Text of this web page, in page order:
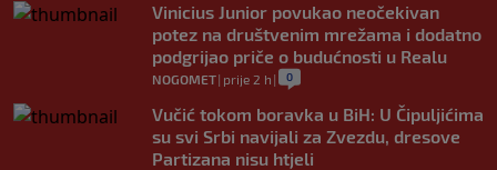
Vinicius Junior povukao neočekivan
potez na društvenim mrežama i dodatno
podgrijao priče o budućnosti u Realu
NOGOMET| prije 2 h | 0
Vučić tokom boravka u BiH: U Čipuljićima
su svi Srbi navijali za Zvezdu, dresove
Partizana nisu htjeli